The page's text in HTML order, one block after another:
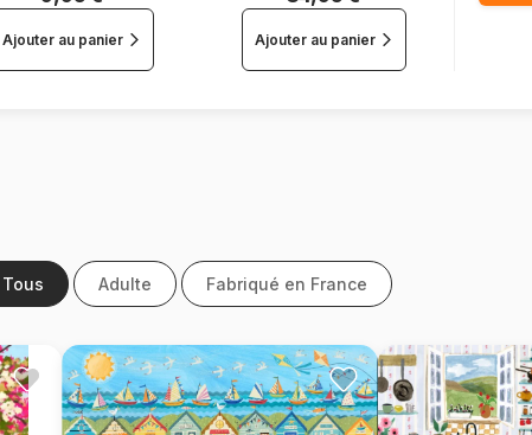
Ajouter au panier Ajouter au panier
Tous Adulte Fabriqué en France